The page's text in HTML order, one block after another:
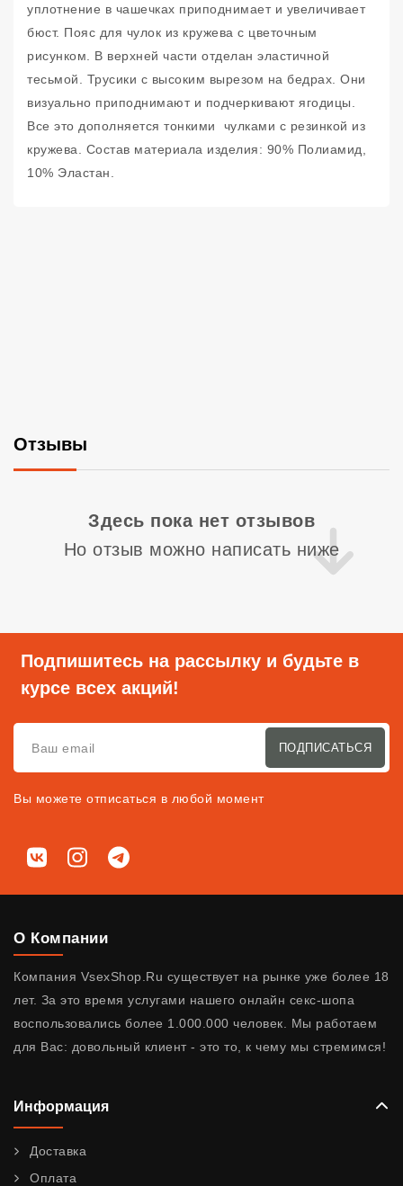
уплотнение в чашечках приподнимает и увеличивает
бюст. Пояс для чулок из кружева с цветочным
рисунком. В верхней части отделан эластичной
тесьмой. Трусики с высоким вырезом на бедрах. Они
визуально приподнимают и подчеркивают ягодицы.
Все это дополняется тонкими чулками с резинкой из
кружева. Состав материала изделия: 90% Полиамид,
10% Эластан.
Отзывы
Здесь пока нет отзывов
Но отзыв можно написать ниже
Подпишитесь на рассылку и будьте в
курсе всех акций!
ПОДПИСАТЬСЯ
Вы можете отписаться в любой момент
Мы в соц. сетях
ВКонтактеInstagramTelegram
О Компании
Компания VsexShop.Ru существует на рынке уже более 18
лет. За это время услугами нашего онлайн секс-шопа
воспользовались более 1.000.000 человек. Мы работаем
для Вас: довольный клиент - это то, к чему мы стремимся!
Информация
Доставка
Оплата